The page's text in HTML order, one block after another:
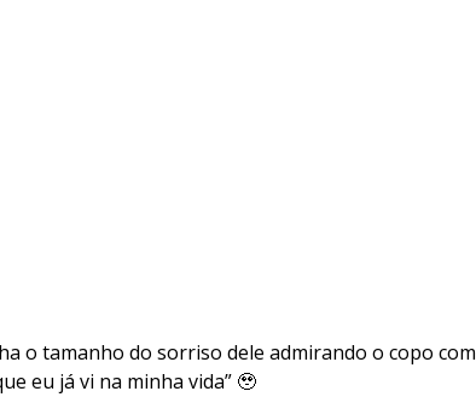
o tamanho do sorriso dele admirando o copo com
eu já vi na minha vida” 🥹